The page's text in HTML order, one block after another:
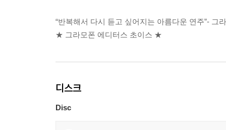
“반복해서 다시 듣고 싶어지는 아름다운 연주”- 그
★ 그라모폰 에디터스 초이스 ★
디스크
Disc